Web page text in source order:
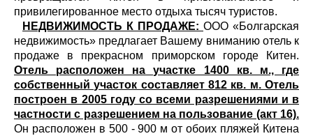
привилегированное место отдыха тысяч туристов.
НЕДВИЖИМОСТЬ К ПРОДАЖЕ: ООО «Болгарская
недвижимость» предлагает Вашему вниманию отель к
продаже в прекрасном приморском городе Китен.
Отель расположен на участке 1400 кв. м., где
собственный участок составляет 812 кв. м. Отель
построен в 2005 году со всеми разрешениями и в
частности с разрешением на пользование (акт 16).
Он расположен в 500 - 900 м от обоих пляжей Китена